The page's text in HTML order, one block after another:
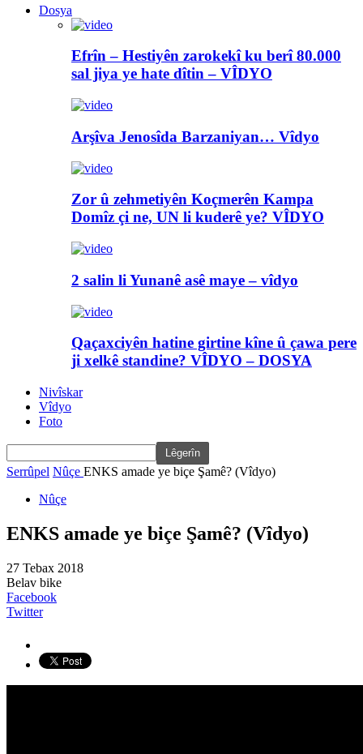
Dosya
Efrîn – Hestiyên zarokekî ku berî 80.000
sal jiya ye hate dîtin – VÎDYO
Arşîva Jenosîda Barzaniyan… Vîdyo
Zor û zehmetiyên Koçmerên Kampa
Domîz çi ne, UN li kuderê ye? VÎDYO
2 salin li Yunanê asê maye – vîdyo
Qaçaxciyên hatine girtine kîne û çawa pere
ji xelkê standine? VÎDYO – DOSYA
Nivîskar
Vîdyo
Foto
Serrûpel Nûçe ENKS amade ye biçe Şamê? (Vîdyo)
Nûçe
ENKS amade ye biçe Şamê? (Vîdyo)
27 Tebax 2018
Belav bike
Facebook
Twitter